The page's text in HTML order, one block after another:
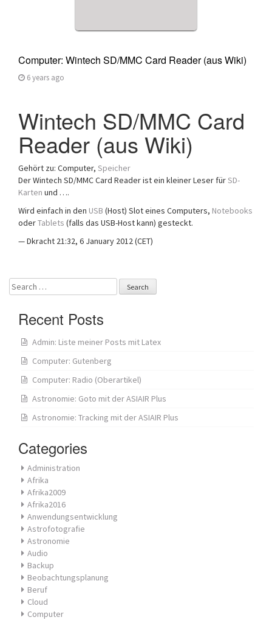
Computer: Wintech SD/MMC Card Reader (aus Wiki)
6 years ago
Wintech SD/MMC Card
Reader (aus Wiki)
Gehört zu: Computer, Speicher
Der Wintech SD/MMC Card Reader ist ein kleiner Leser fürSD-
Karten und ….
Wird einfach in den USB (Host) Slot eines Computers, Notebooks
oderTablets (falls das USB-Host kann) gesteckt.
— Dkracht 21:32, 6 January 2012 (CET)
Search
for:
Recent Posts
Admin: Liste meiner Posts mit Latex
Computer: Gutenberg
Computer: Radio (Oberartikel)
Astronomie: Goto mit der ASIAIR Plus
Astronomie: Tracking mit der ASIAIR Plus
Categories
Administration
Afrika
Afrika2009
Afrika2016
Anwendungsentwicklung
Astrofotografie
Astronomie
Audio
Backup
Beobachtungsplanung
Beruf
Cloud
Computer